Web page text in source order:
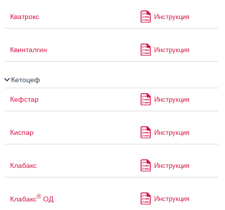
Кватрокс Инструкция
Квинталгин Инструкция
Кетоцеф
Кефстар Инструкция
Киспар Инструкция
Клабакс Инструкция
Клабакс® ОД Инструкция